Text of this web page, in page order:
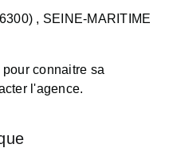
, SEINE-MARITIME
connaitre sa
l'agence.